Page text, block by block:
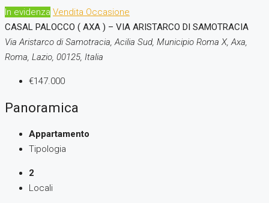
In evidenza Vendita Occasione
CASAL PALOCCO ( AXA ) – VIA ARISTARCO DI SAMOTRACIA
Via Aristarco di Samotracia, Acilia Sud, Municipio Roma X, Axa,
Roma, Lazio, 00125, Italia
€147.000
Panoramica
Appartamento
Tipologia
2
Locali